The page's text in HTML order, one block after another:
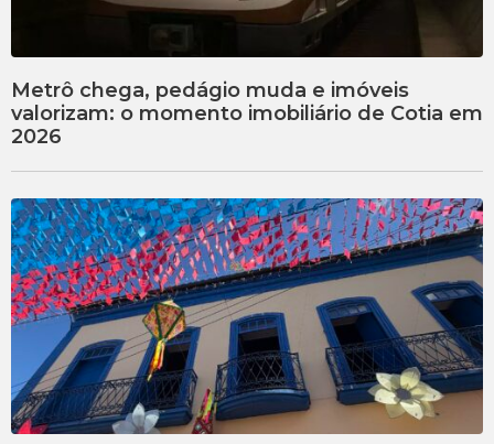
Metrô chega, pedágio muda e imóveis
valorizam: o momento imobiliário de Cotia em
2026